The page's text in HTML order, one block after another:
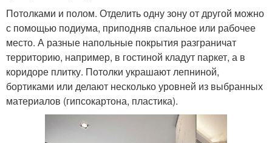
Потолками и полом. Отделить одну зону от другой можно
с помощью подиума, приподняв спальное или рабочее
место. А разные напольные покрытия разграничат
территорию, например, в гостиной кладут паркет, а в
коридоре плитку. Потолки украшают лепниной,
бортиками или делают несколько уровней из выбранных
материалов (гипсокартона, пластика).